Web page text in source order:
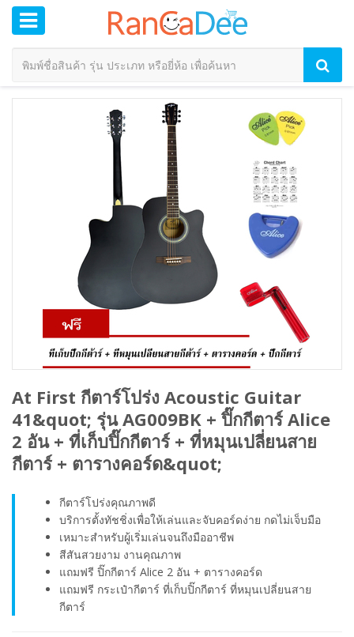
At First กีตาร์โปร่ง Acoustic Guitar
41&quot; รุ่น AG009BK + ปิ๊กกีตาร์ Alice
2 อัน + ที่เก็บปิ๊กกีตาร์ + ที่หมุนเปลี่ยนสาย
กีตาร์ + ตารางคอร์ด&quot;
กีตาร์โปร่งคุณภาพดี
บริการตั้งทัชชิ่งเพื่อให้เล่นและจับคอร์ดง่าย กดไม่เจ็บมือ
เหมาะสำหรับผู้เริ่มเล่นจนถึงมืออาชีพ
สีสันสวยงาม งานคุณภาพ
แถมฟรี ปิ๊กกีตาร์ Alice 2 อัน + ตารางคอร์ด
แถมฟรี กระเป๋ากีตาร์ ที่เก็บปิ๊กกีตาร์ ที่หมุนเปลี่ยนสาย
กีตาร์